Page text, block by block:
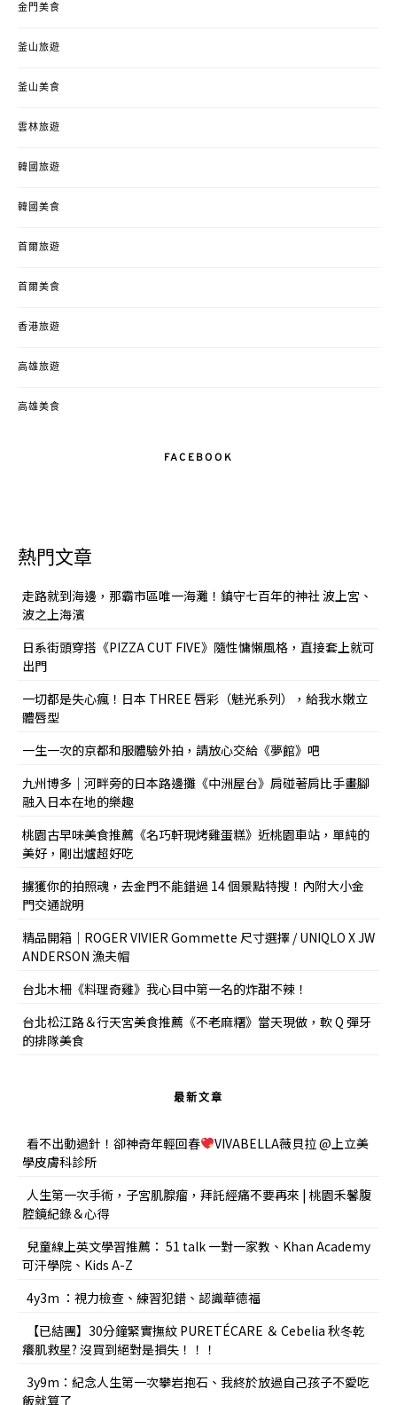
金門美食
釜山旅遊
釜山美食
雲林旅遊
韓國旅遊
韓國美食
首爾旅遊
首爾美食
香港旅遊
高雄旅遊
高雄美食
FACEBOOK
熱門文章
走路就到海邊，那霸市區唯一海灘！鎮守七百年的神社 波上宮、
波之上海濱
日系街頭穿搭《PIZZA CUT FIVE》隨性慵懶風格，直接套上就可
出門
一切都是失心瘋！日本 THREE 唇彩（魅光系列），給我水嫩立
體唇型
一生一次的京都和服體驗外拍，請放心交給《夢館》吧
九州博多｜河畔旁的日本路邊攤《中洲屋台》肩碰著肩比手畫腳
融入日本在地的樂趣
桃園古早味美食推薦《名巧軒現烤雞蛋糕》近桃園車站，單純的
美好，剛出爐超好吃
擄獲你的拍照魂，去金門不能錯過 14 個景點特搜！內附大小金
門交通說明
精品開箱｜ROGER VIVIER Gommette 尺寸選擇 / UNIQLO X JW
ANDERSON 漁夫帽
台北木柵《料理奇雞》我心目中第一名的炸甜不辣！
台北松江路＆行天宮美食推薦《不老麻糬》當天現做，軟 Q 彈牙
的排隊美食
最新文章
看不出動過針！卻神奇年輕回春
VIVABELLA薇貝拉 @上立美
學皮膚科診所
人生第一次手術，子宮肌腺瘤，拜託經痛不要再來 | 桃園禾馨腹
腔鏡紀錄＆心得
兒童線上英文學習推薦： 51 talk 一對一家教、Khan Academy
可汗學院、Kids A-Z
4y3m ：視力檢查、練習犯錯、認識華德福
【已結團】30分鐘緊實撫紋 PURETÉCARE ＆ Cebelia 秋冬乾
癢肌救星? 沒買到絕對是損失！！！
3y9m：紀念人生第一次攀岩抱石、我終於放過自己孩子不愛吃
飯就算了